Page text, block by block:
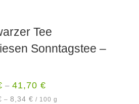
Tee
Sonntagstee –
–41,70€
–8,34€ / 100 g